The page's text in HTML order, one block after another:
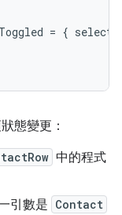
= {
態變更：
中的程式
引數是 Contact